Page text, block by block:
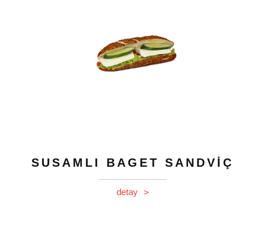
SUSAMLI BAGET SANDVİÇ
detay >